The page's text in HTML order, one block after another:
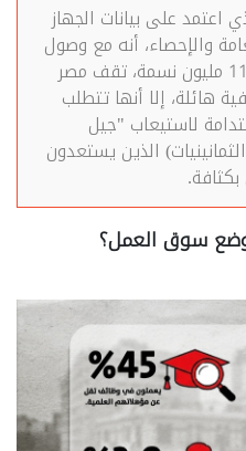
اعتمد على بيانات الجهاز
والإحصاء، أنه مع وصول
عدد السكان إلى 114 مليون نسمة، تقف مصر
هائلة، إلا أنها تتطلب
لاستيعاب "جيل
الذين يستعدون